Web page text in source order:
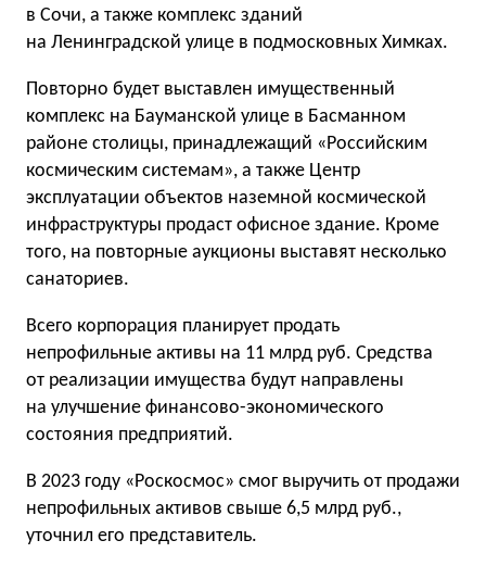
в Сочи, а также комплекс зданий
на Ленинградской улице в подмосковных Химках.
Повторно будет выставлен имущественный
комплекс на Бауманской улице в Басманном
районе столицы, принадлежащий «Российским
космическим системам», а также Центр
эксплуатации объектов наземной космической
инфраструктуры продаст офисное здание. Кроме
того, на повторные аукционы выставят несколько
санаториев.
Всего корпорация планирует продать
непрофильные активы на 11 млрд руб. Средства
от реализации имущества будут направлены
на улучшение финансово-экономического
состояния предприятий.
В 2023 году «Роскосмос» смог выручить от продажи
непрофильных активов свыше 6,5 млрд руб.,
уточнил его представитель.